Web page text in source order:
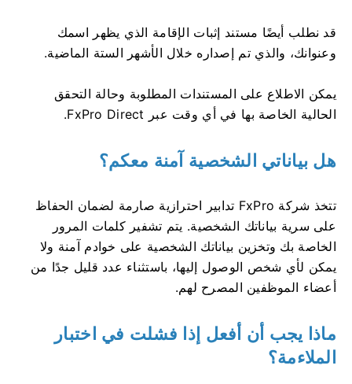
قد نطلب أيضًا مستند إثبات الإقامة الذي يظهر اسمك
وعنوانك، والذي تم إصداره خلال الأشهر الستة الماضية.
يمكن الاطلاع على المستندات المطلوبة وحالة التحقق
الحالية الخاصة بها في أي وقت عبر FxPro Direct.
هل بياناتي الشخصية آمنة معكم؟
تتخذ شركة FxPro تدابير احترازية صارمة لضمان الحفاظ
على سرية بياناتك الشخصية. يتم تشفير كلمات المرور
الخاصة بك وتخزين بياناتك الشخصية على خوادم آمنة ولا
يمكن لأي شخص الوصول إليها، باستثناء عدد قليل جدًا من
أعضاء الموظفين المصرح لهم.
ماذا يجب أن أفعل إذا فشلت في اختبار
الملاءمة؟